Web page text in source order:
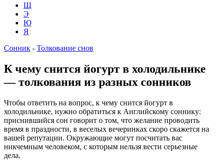
Щ
Э
Ю
Я
Сонник - Толкование снов
К чему снится йогурт в холодильнике
— толкования из разных сонников
Чтобы ответить на вопрос, к чему снится йогурт в
холодильнике, нужно обратиться к Английскому соннику:
приснившийся сон говорит о том, что желание проводить
время в праздности, в веселых вечеринках скоро скажется на
вашей репутации. Окружающие могут посчитать вас
никчемным человеком, с которым нельзя вести серьезные
дела.